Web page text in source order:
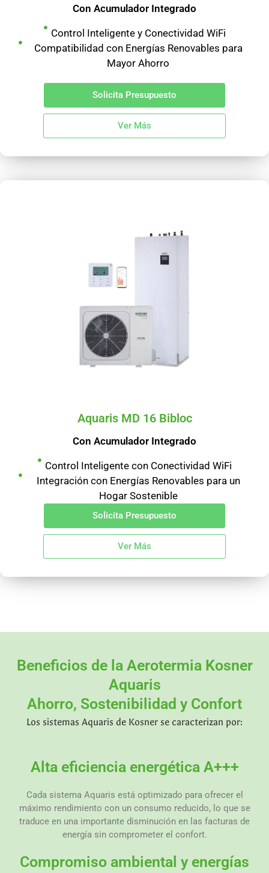
Con Acumulador Integrado
Control Inteligente y Conectividad WiFi
Compatibilidad con Energías Renovables para
Mayor Ahorro
Solicita Presupuesto
Ver Más
Aquaris MD 16 Bibloc
Con Acumulador Integrado
Control Inteligente con Conectividad WiFi
Integración con Energías Renovables para un
Hogar Sostenible
Solicita Presupuesto
Ver Más
Beneficios de la Aerotermia Kosner
Aquaris
Ahorro, Sostenibilidad y Confort
Los sistemas Aquaris de Kosner se caracterizan por:
Alta eficiencia energética A+++
Cada sistema Aquaris está optimizado para ofrecer el
máximo rendimiento con un consumo reducido, lo que se
traduce en una importante disminución en las facturas de
energía sin comprometer el confort.
Compromiso ambiental y energías